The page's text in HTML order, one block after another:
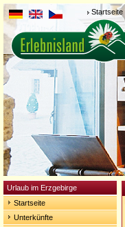
Startseite
Urlaub im Erzgebirge
Startseite
Unterkünfte